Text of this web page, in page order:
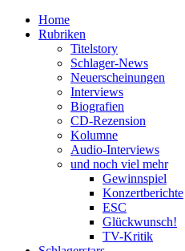
Home
Rubriken
Titelstory
Schlager-News
Neuerscheinungen
Interviews
Biografien
CD-Rezension
Kolumne
Audio-Interviews
und noch viel mehr
Gewinnspiel
Konzertberichte
ESC
Glückwunsch!
TV-Kritik